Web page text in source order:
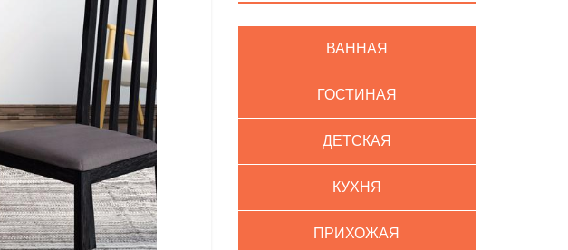
ВАННАЯ
ГОСТИНАЯ
ДЕТСКАЯ
КУХНЯ
ПРИХОЖАЯ